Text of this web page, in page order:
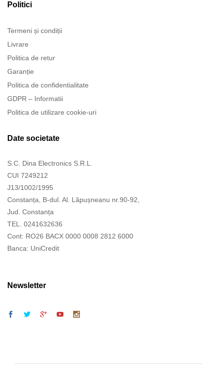
Politici
Termeni și condiții
Livrare
Politica de retur
Garanție
Politica de confidentialitate
GDPR – Informatii
Politica de utilizare cookie-uri
Date societate
S.C. Dina Electronics S.R.L.
CUI 7249212
J13/1002/1995
Constanța, B-dul. Al. Lăpușneanu nr.90-92,
Jud. Constanța
TEL. 0241632636
Cont: RO26 BACX 0000 0008 2812 6000
Banca: UniCredit
Newsletter